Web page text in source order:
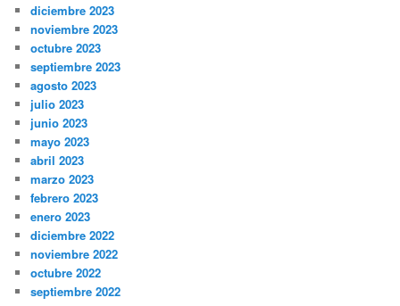
diciembre 2023
noviembre 2023
octubre 2023
septiembre 2023
agosto 2023
julio 2023
junio 2023
mayo 2023
abril 2023
marzo 2023
febrero 2023
enero 2023
diciembre 2022
noviembre 2022
octubre 2022
septiembre 2022